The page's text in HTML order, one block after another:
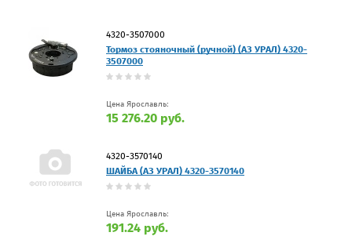
4320-3507000
Тормоз стояночный (ручной) (АЗ УРАЛ) 4320-
3507000
Цена Ярославль:
15 276.20 руб.
4320-3570140
ШАЙБА (АЗ УРАЛ) 4320-3570140
Цена Ярославль:
191.24 руб.